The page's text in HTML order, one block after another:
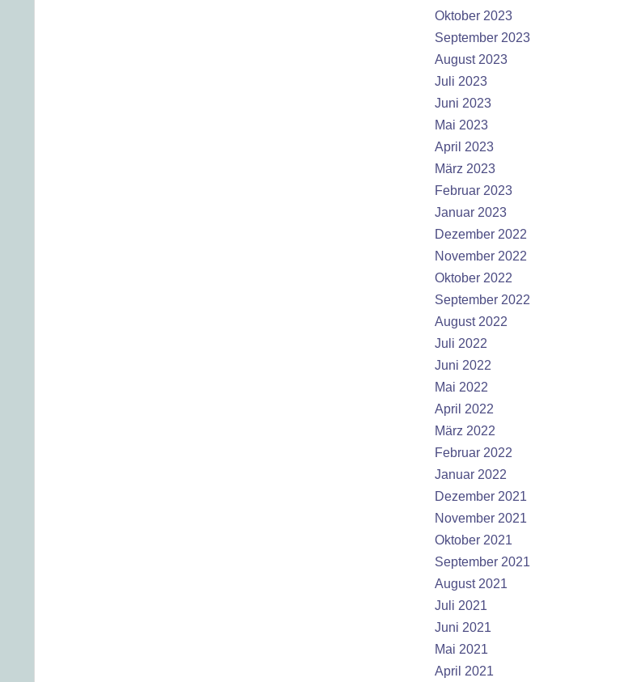
Oktober 2023
September 2023
August 2023
Juli 2023
Juni 2023
Mai 2023
April 2023
März 2023
Februar 2023
Januar 2023
Dezember 2022
November 2022
Oktober 2022
September 2022
August 2022
Juli 2022
Juni 2022
Mai 2022
April 2022
März 2022
Februar 2022
Januar 2022
Dezember 2021
November 2021
Oktober 2021
September 2021
August 2021
Juli 2021
Juni 2021
Mai 2021
April 2021